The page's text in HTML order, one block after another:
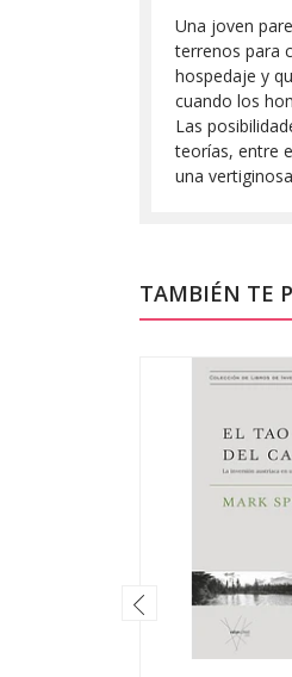
Una joven
terrenos para
hospedaje y
cuando los
Las
teorías, entre
una
TAMBIÉN TE